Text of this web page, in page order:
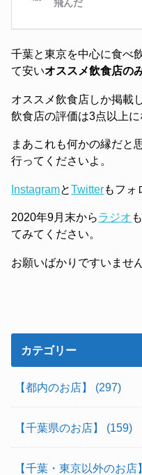
千葉と東京を中心に食べ
て安いオススメ飲食店の
オススメ飲食店しか掲載
飲食店の評価は3点以上に
まあこれも何かの縁だと
行ってくださいよ。
InstagramとTwitterもフォ
2020年9月末からラジオ
てみてください。
お願いばかりですいませ
カテゴリー
【都内のお店】 (297)
【千葉県のお店】 (159)
【千葉・東京以外のお店